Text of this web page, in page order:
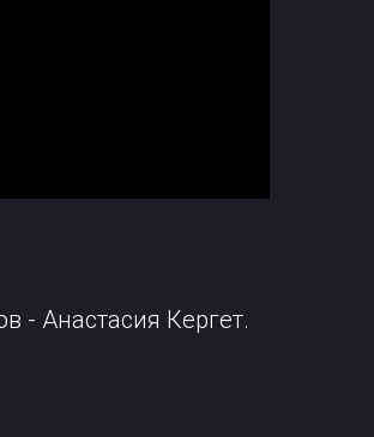
- Анастасия Кергет.